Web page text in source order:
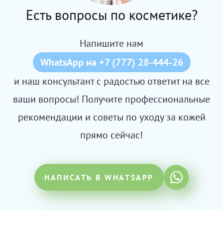
Есть вопросы по косметике?
Напишите нам
WhatsApp на +7 (777) 28-444-26
и наш консультант с радостью ответит на все
ваши вопросы! Получите профессиональные
рекомендации и советы по уходу за кожей
прямо сейчас!
НАПИСАТЬ В WHATSAPP